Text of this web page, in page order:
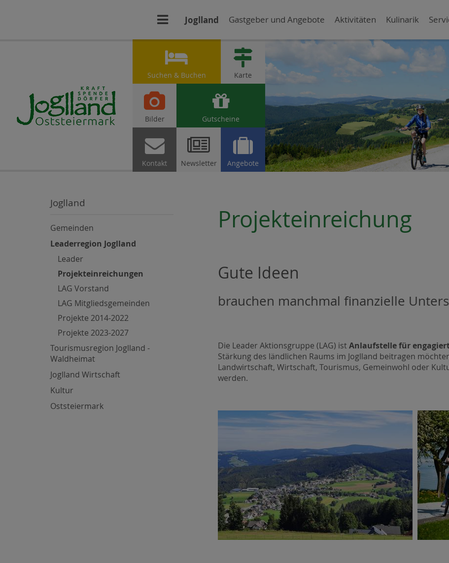

Suchen & Buchen

Karte

Bilder

Gutscheine

Kontakt

Newsletter

Angebote
Joglland
Gemeinden
Leaderregion Joglland
Leader
Projekteinreichungen
LAG Vorstand
LAG Mitgliedsgemeinden
Projekte 2014-2022
Projekte 2023-2027
Tourismusregion Joglland -
Waldheimat
Joglland Wirtschaft
Kultur
Oststeiermark
Projekteinreichung
Gute Ideen
brauchen manchmal finanzielle
Die Leader Aktionsgruppe (LAG) ist Anlaufstelle für
Stärkung des ländlichen Raums im Joglland beitragen
Landwirtschaft, Wirtschaft, Tourismus, Gemeinwohl oder
werden.
 Joglland Gastgeber und Angebote Aktivitäten Kulinarik